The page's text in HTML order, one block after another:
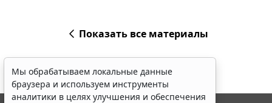
Показать все материалы
Мы обрабатываем локальные данные
браузера и используем инструменты
аналитики в целях улучшения и обеспечения